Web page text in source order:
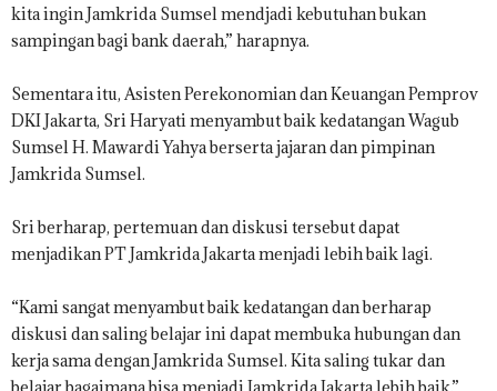
kita ingin Jamkrida Sumsel mendjadi kebutuhan bukan
sampingan bagi bank daerah,” harapnya.
Sementara itu, Asisten Perekonomian dan Keuangan Pemprov
DKI Jakarta, Sri Haryati menyambut baik kedatangan Wagub
Sumsel H. Mawardi Yahya berserta jajaran dan pimpinan
Jamkrida Sumsel.
Sri berharap, pertemuan dan diskusi tersebut dapat
menjadikan PT Jamkrida Jakarta menjadi lebih baik lagi.
“Kami sangat menyambut baik kedatangan dan berharap
diskusi dan saling belajar ini dapat membuka hubungan dan
kerja sama dengan Jamkrida Sumsel. Kita saling tukar dan